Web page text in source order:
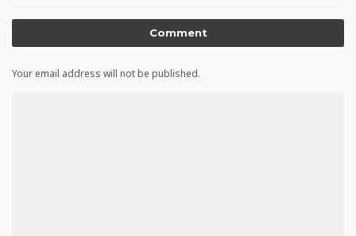
Comment
Your email address will not be published.